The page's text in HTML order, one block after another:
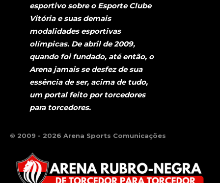
esportivo sobre o Esporte Clube
Vitória e suas demais
modalidades esportivas
olímpicas. De abril de 2009,
quando foi fundado, até então, o
Arena jamais se desfez de sua
essência de ser, acima de tudo,
um portal feito por torcedores
para torcedores.
© 2009 - 2026 Arena Sports Comunicações